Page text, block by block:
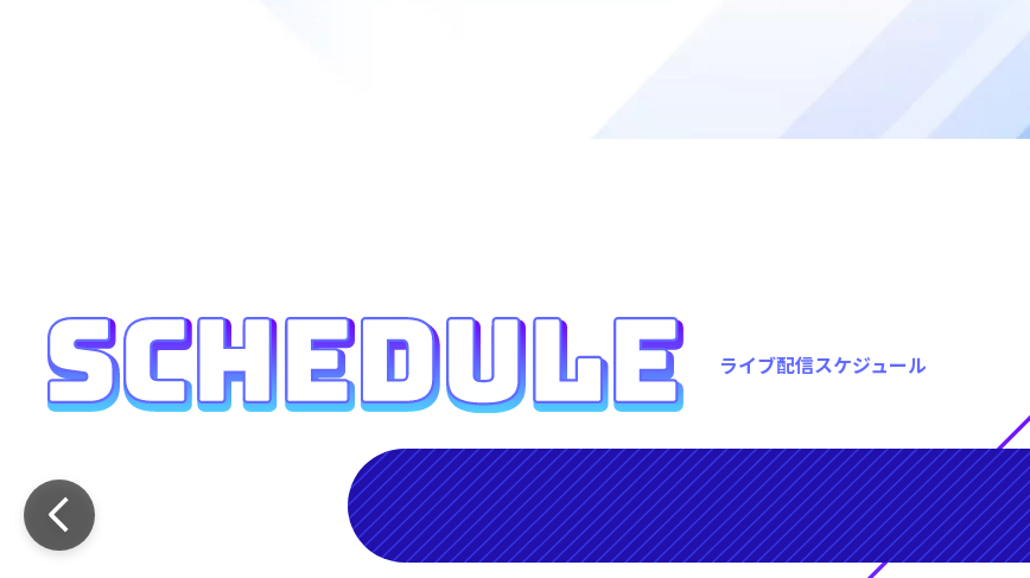
ライブ配信スケジュール